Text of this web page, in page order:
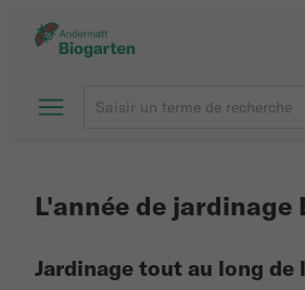
L'année de
Jardinage tout au long de